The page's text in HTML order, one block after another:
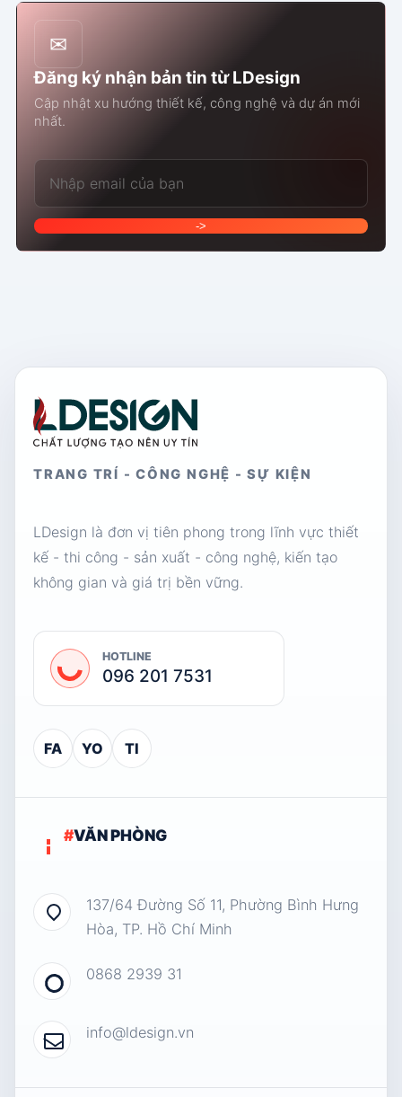
✉
Đăng ký nhận bản tin từ LDesign
Cập nhật xu hướng thiết kế, công nghệ và dự án mới
nhất.
Email của bạn
->
TRANG TRÍ - CÔNG NGHỆ - SỰ KIỆN
LDesign là đơn vị tiên phong trong lĩnh vực thiết
kế - thi công - sản xuất - công nghệ, kiến tạo
không gian và giá trị bền vững.
HOTLINE
096 201 7531
FA YO TI
#VĂN PHÒNG
137/64 Đường Số 11, Phường Bình Hưng
Hòa, TP. Hồ Chí Minh
0868 2939 31
info@ldesign.vn